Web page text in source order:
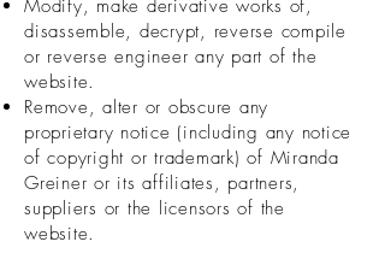
Modify, make derivative works of,
disassemble, decrypt, reverse compile
or reverse engineer any part of the
website.
Remove, alter or obscure any
proprietary notice (including any notice
of copyright or trademark) of Miranda
Greiner or its affiliates, partners,
suppliers or the licensors of the
website.